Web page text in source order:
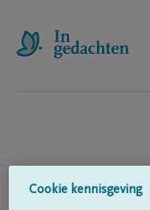
Cookie kennisgeving